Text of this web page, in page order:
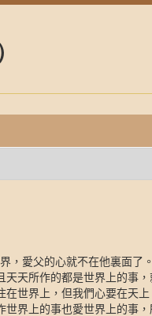
，愛父的心就不在他裏面了
天天所作的都是世界上的事
在世界上，但我們心要在天
界上的事也愛世界上的事